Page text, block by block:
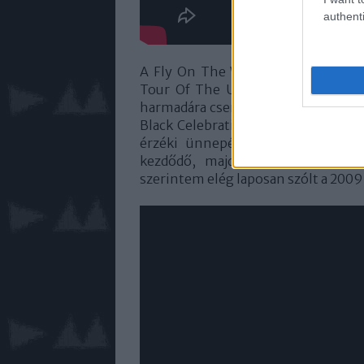
A Fly On The Windscreen - a
Tour Of The Universe első fél
harmadára cserélték le a World In
Black Celebration Touros sötét
érzéki ünnepélyességét; a
kezdődő, majd Black
szerintem elég laposan szólt a